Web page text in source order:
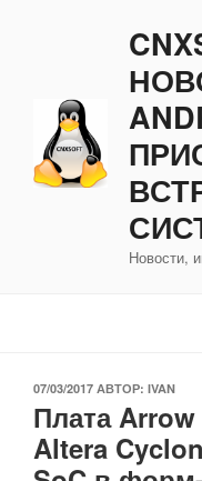
Новости,
ОПУБЛИКОВАНО
07/03/2017 АВТОР: IVAN
Плата
Altera